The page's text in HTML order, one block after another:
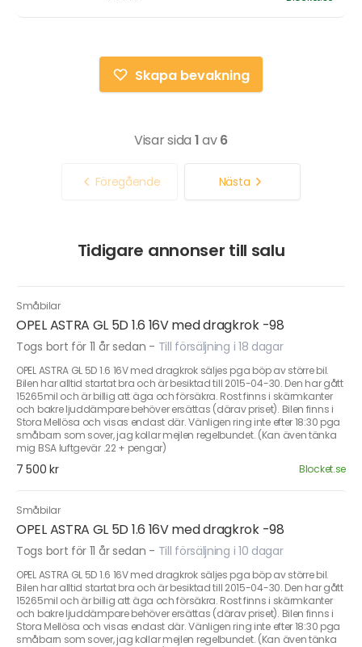
Skapa bevakning
Visar sida 1av6
Föregående Nästa
Tidigare annonser till salu
Småbilar
OPEL ASTRA GL 5D 1.6 16V med dragkrok -98
Togs bort för 11 år sedan - Till försäljning i 18 dagar
OPEL ASTRA GL 5D 1.6 16V med dragkrok säljes pga böp av större bil.
Bilen har alltid startat bra och är besiktad till 2015-04-30. Den har gått
15265mil och är billig att äga och försäkra. Rost finns i skärmkanter
och bakre ljuddämpare behöver ersättas (därav priset). Bilen finns i
Stora Mellösa och visas endast där. Vänligen ring inte efter 18:30 pga
småbarn som sover, jag kollar mejlen regelbundet. (Kan även tänka
mig BSA luftgevär .22 + pengar)
7 500 kr Blocket.se
Småbilar
OPEL ASTRA GL 5D 1.6 16V med dragkrok -98
Togs bort för 11 år sedan - Till försäljning i 10 dagar
OPEL ASTRA GL 5D 1.6 16V med dragkrok säljes pga böp av större bil.
Bilen har alltid startat bra och är besiktad till 2015-04-30. Den har gått
15265mil och är billig att äga och försäkra. Rost finns i skärmkanter
och bakre ljuddämpare behöver ersättas (därav priset). Bilen finns i
Stora Mellösa och visas endast där. Vänligen ring inte efter 18:30 pga
småbarn som sover, jag kollar mejlen regelbundet. (Kan även tänka